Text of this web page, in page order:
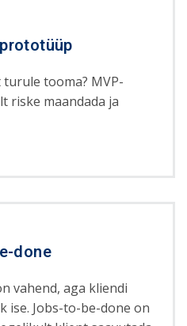
tooma? MVP-
riske maandada ja
done
vahend, aga kliendi
ise. Jobs-to-be-done on